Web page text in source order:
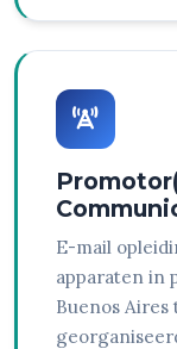
E-mail
apparaten in
Buenos